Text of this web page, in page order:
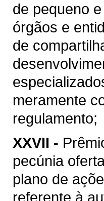
de pequeno
órgãos e
de
meramente
regulamento;
XXVII -
pecúnia
plano de
referente à